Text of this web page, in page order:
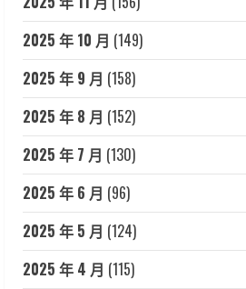
2025 年 10 月 (149)
2025 年 9 月 (158)
2025 年 8 月 (152)
2025 年 7 月 (130)
2025 年 6 月 (96)
2025 年 5 月 (124)
2025 年 4 月 (115)